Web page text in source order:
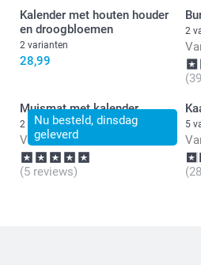
Kalender met houten houder
en droogbloemen
2 varianten
28,99
2
Nu besteld, dinsdag
geleverd
Muismat met kalender
2 varianten
Vanaf 10,99
(5 reviews)
5